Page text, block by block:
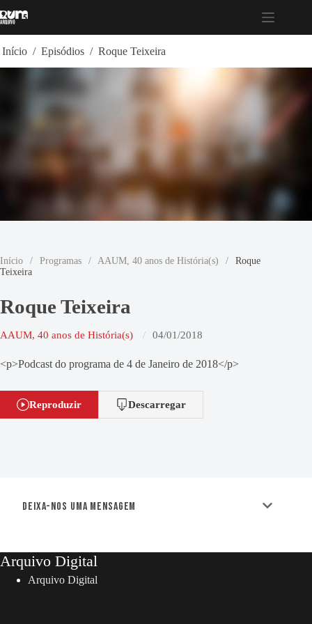
para
Início / Episódios / Roque Teixeira
Início / Programas / AAUM, 40 anos de História(s) /
Roque
Teixeira
Roque Teixeira
AAUM, 40 anos de História(s) 04/01/2018
<p>Podcast do programa de 4 de Janeiro de 2018</p>
Reproduzir Descarregar
Deixa-nos uma mensagem
Arquivo Digital
Arquivo Digital